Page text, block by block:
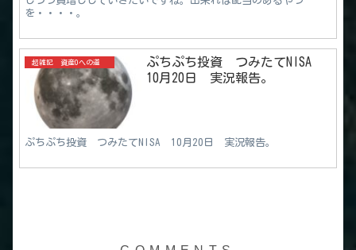
を・・・・。
超雑記 資産0への道
ぷちぷち投資 つみたてNISA
10月20日 実況報告。
ぷちぷち投資 つみたてNISA 10月20日 実況報告。